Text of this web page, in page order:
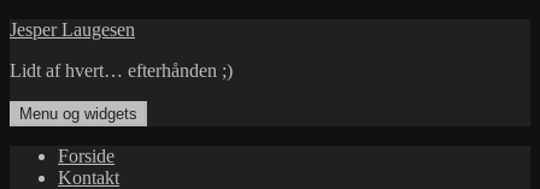
Hop
indhold
Jesper Laugesen
Lidt af hvert… efterhånden ;)
Menu og widgets
Forside
Kontakt